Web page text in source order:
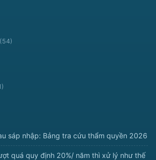
(54)
sáp nhập: Bảng tra cứu thẩm quyền 2026
quá quy định 20%/ năm thì xử lý như thế